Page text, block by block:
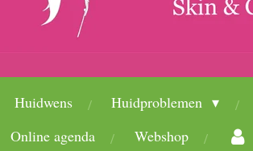
Huidwens Huidproblemen
Online agenda
Webshop